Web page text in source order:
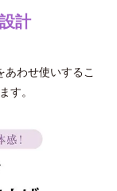
計
わせ使いするこ
す。